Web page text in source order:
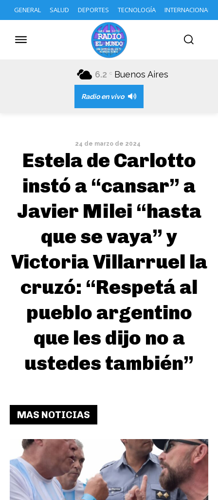
GENERAL SALUD DEPORTES TECNOLOGÍA INTERNACIONAL
6.2 C Buenos Aires
Radio en vivo
24 de marzo de 2024
Estela de Carlotto
instó a “cansar” a
Javier Milei “hasta
que se vaya” y
Victoria Villarruel la
cruzó: “Respetá al
pueblo argentino
que les dijo no a
ustedes también”
MAS NOTICIAS